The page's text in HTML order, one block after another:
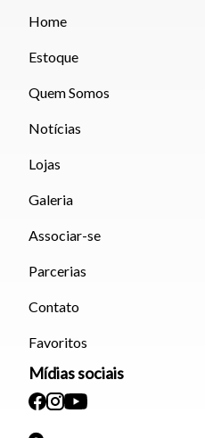
Home
Estoque
Quem Somos
Notícias
Lojas
Galeria
Associar-se
Parcerias
Contato
Favoritos
Mídias sociais